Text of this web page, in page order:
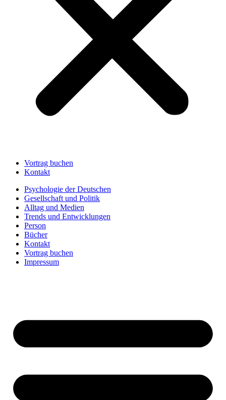
Vortrag buchen
Kontakt
Psychologie der Deutschen
Gesellschaft und Politik
Alltag und Medien
Trends und Entwicklungen
Person
Bücher
Kontakt
Vortrag buchen
Impressum